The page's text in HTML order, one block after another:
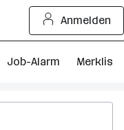
Anmelden
Job-Alarm Merkliste